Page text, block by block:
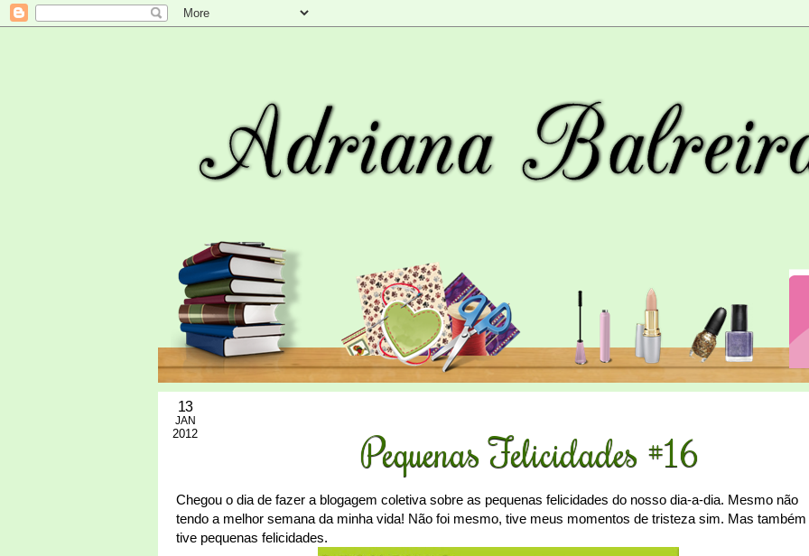
13
JAN
2012 Pequenas Felicidades #16
Chegou o dia de fazer a blogagem coletiva sobre as pequenas felicidades do nosso dia-a-dia. Mesmo não
tendo a melhor semana da minha vida! Não foi mesmo, tive meus momentos de tristeza sim. Mas também
tive pequenas felicidades.